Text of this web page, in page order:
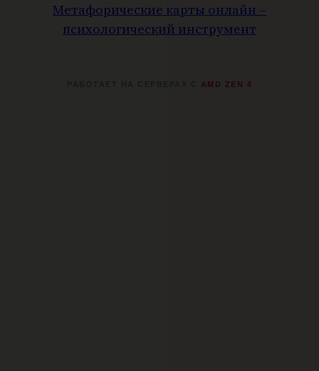
Метафорические карты онлайн –
психологический инструмент
AMD ZEN 4